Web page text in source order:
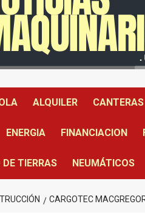
ALQUILER CANTERAS
ENERGIA FINANCIACION
TIERRAS NEUMÁTICOS
CARGOTEC